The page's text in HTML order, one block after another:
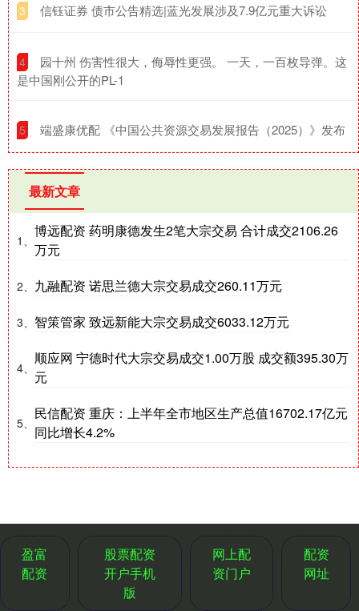
3 ​信钰证券 债市公告精选|蓝光发展涉及7.9亿元重大诉讼
4
​园十州 伤害性很大，侮辱性更强。 一天，一百枚导弹。这
是中国刚公开的PL-1
5 ​端盛康优配 《中国公共资源交易发展报告（2025）》发布
最新文章
1、
博远配资 药明康德发生2笔大宗交易 合计成交2106.26
万元
2、 九融配资 诺思兰德大宗交易成交260.11万元
3、 智策管家 致远新能大宗交易成交6033.12万元
4、
顺应网 宁德时代大宗交易成交1.00万股 成交额395.30万
元
5、
民信配资 重庆：上半年全市地区生产总值16702.17亿元
同比增长4.2%
盈富
配资
股票配资
开户手机
版
网上配
资门户
配资
网址